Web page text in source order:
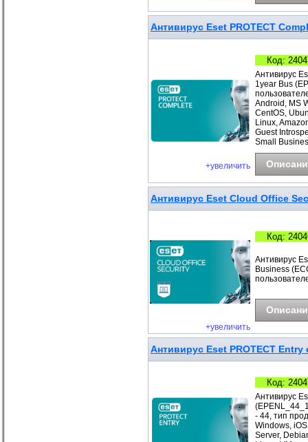
Антивирус Eset PROTECT
+увеличить
Код:
Антивирус
1year Bus
Android, MS
CentOS,
Linux,
Guest
Small
Антивирус Eset Cloud Office
+увеличить
Код:
Антивирус
Business
Антивирус Eset PROTECT
Код:
Антивирус
- 44, тип
Windows,
Server,